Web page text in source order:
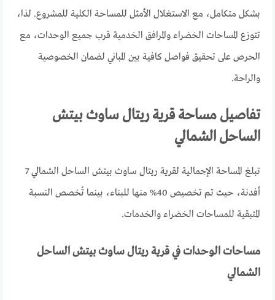
بشكل متكامل، مع الاستغلال الأمثل للمساحة الكلية للمشروع. لذا،
تتوزع المساحات الخضراء والمرافق الخدمية قرب جميع الوحدات، مع
الحرص على تحقيق فواصل كافية بين المباني لضمان الخصوصية
والراحة.
تفاصيل مساحة قرية ريتال ساوث بيتش
الساحل الشمالي
تبلغ المساحة الإجمالية لقرية ريتال ساوث بيتش الساحل الشمالي 7
أفدنة، حيث تم تخصيص 40% منها للبناء، بينما تُخصص النسبة
المتبقية للمساحات الخضراء والخدمات.
مساحات الوحدات في قرية ريتال ساوث بيتش الساحل
الشمالي